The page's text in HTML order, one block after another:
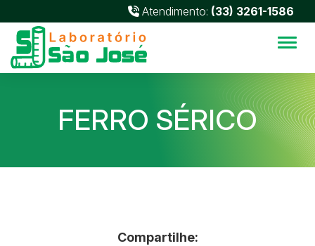
Atendimento: (33) 3261-1586
FERRO SÉRICO
Compartilhe: